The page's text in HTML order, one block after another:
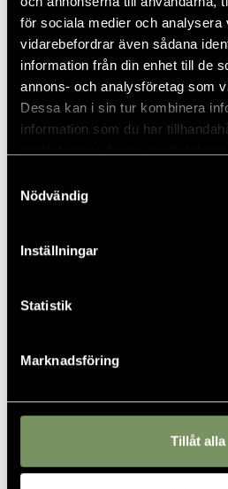
för sociala medier och analysera
vidarebefordrar även sådana
information från din enhet till de
annons- och analysföretag som
Dessa kan i sin tur kombinera
information som du har
Nödvändig
Inställningar
Statistik
Marknadsföring
Tillåt alla
Läs mer
Golfbilsförbud